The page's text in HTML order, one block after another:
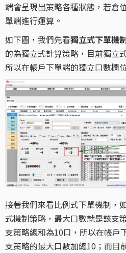
端會呈現出策略各種狀態，若倉
單端進行運算。
如下圖，我們先看獨立式下單機
的為獨立式計算策略，目前獨立
所以在帳戶下單端的獨立口數欄
接著我們來看比例式下單機制，
式機制策略，最大口數就是該支
支策略總和為10口，所以在帳戶
支策略的最大口數加總10；而目